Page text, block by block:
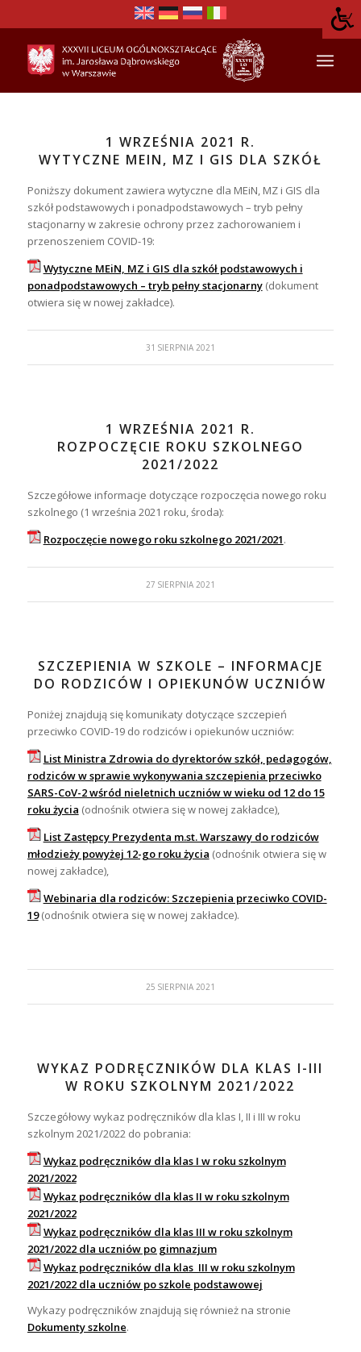
1 WRZEŚNIA 2021 R.
WYTYCZNE MEIN, MZ I GIS DLA SZKÓŁ
Poniższy dokument zawiera wytyczne dla MEiN, MZ i GIS dla
szkół podstawowych i ponadpodstawowych – tryb pełny
stacjonarny w zakresie ochrony przez zachorowaniem i
przenoszeniem COVID-19:
Wytyczne MEiN, MZ i GIS dla szkół podstawowych i
ponadpodstawowych – tryb pełny stacjonarny(dokument
otwiera się w nowej zakładce).
31 SIERPNIA 2021
1 WRZEŚNIA 2021 R.
ROZPOCZĘCIE ROKU SZKOLNEGO
2021/2022
Szczegółowe informacje dotyczące rozpoczęcia nowego roku
szkolnego (1 września 2021 roku, środa):
Rozpoczęcie nowego roku szkolnego 2021/2021.
27 SIERPNIA 2021
SZCZEPIENIA W SZKOLE – INFORMACJE
DO RODZICÓW I OPIEKUNÓW UCZNIÓW
Poniżej znajdują się komunikaty dotyczące szczepień
przeciwko COVID-19 do rodziców i opiekunów uczniów:
List Ministra Zdrowia do dyrektorów szkół, pedagogów,
rodziców w sprawie wykonywania szczepienia przeciwko
SARS-CoV-2 wśród nieletnich uczniów w wieku od 12 do 15
roku życia (odnośnik otwiera się w nowej zakładce),
List Zastępcy Prezydenta m.st. Warszawy do rodziców
młodzieży powyżej 12-go roku życia (odnośnik otwiera się w
nowej zakładce),
Webinaria dla rodziców: Szczepienia przeciwko COVID-
19(odnośnik otwiera się w nowej zakładce).
25 SIERPNIA 2021
WYKAZ PODRĘCZNIKÓW DLA KLAS I-III
W ROKU SZKOLNYM 2021/2022
Szczegółowy wykaz podręczników dla klas I, II i III w roku
szkolnym 2021/2022 do pobrania:
Wykaz podręczników dla klas I w roku szkolnym
2021/2022
Wykaz podręczników dla klas II w roku szkolnym
2021/2022
Wykaz podręczników dla klas III w roku szkolnym
2021/2022 dla uczniów po gimnazjum
Wykaz podręczników dla klas III w roku szkolnym
2021/2022 dla uczniów po szkole podstawowej
Wykazy podręczników znajdują się również na stronie
Dokumenty szkolne.